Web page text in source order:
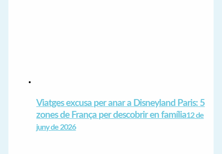
Viatges excusa per anar a Disneyland Paris: 5
zones de França per descobrir en família12 de
juny de 2026